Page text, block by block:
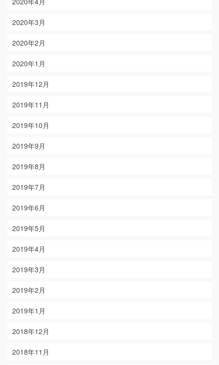
2020年3月
2020年2月
2020年1月
2019年12月
2019年11月
2019年10月
2019年9月
2019年8月
2019年7月
2019年6月
2019年5月
2019年4月
2019年3月
2019年2月
2019年1月
2018年12月
2018年11月